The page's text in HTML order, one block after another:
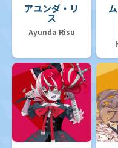
アユンダ・リ
ス
Ayunda Risu